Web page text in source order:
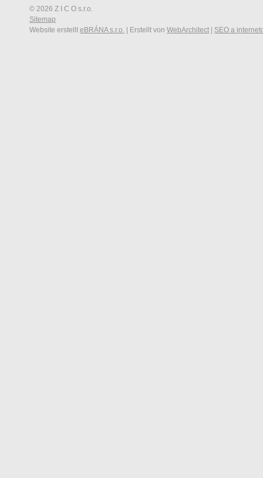
© 2026 Z I C O s.r.o.
Sitemap
Website erstellt eBRÁNA s.r.o. | Erstellt von WebArchitect SEO a